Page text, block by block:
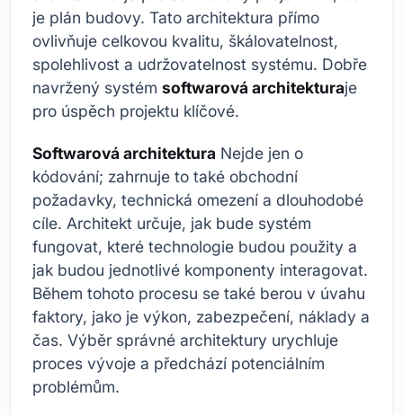
je plán budovy. Tato architektura přímo
ovlivňuje celkovou kvalitu, škálovatelnost,
spolehlivost a udržovatelnost systému. Dobře
navržený systém softwarová architekturaje
pro úspěch projektu klíčové.
Softwarová architektura Nejde jen o
kódování; zahrnuje to také obchodní
požadavky, technická omezení a dlouhodobé
cíle. Architekt určuje, jak bude systém
fungovat, které technologie budou použity a
jak budou jednotlivé komponenty interagovat.
Během tohoto procesu se také berou v úvahu
faktory, jako je výkon, zabezpečení, náklady a
čas. Výběr správné architektury urychluje
proces vývoje a předchází potenciálním
problémům.